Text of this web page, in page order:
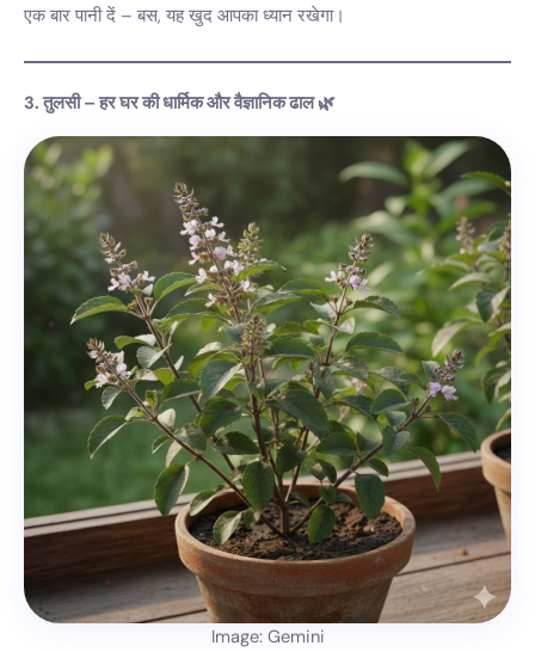
एक बार पानी दें – बस, यह खुद आपका ध्यान रखेगा।
3. तुलसी – हर घर की धार्मिक और वैज्ञानिक ढाल 🌿
Image: Gemini